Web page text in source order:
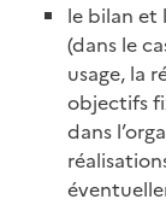
le bilan et
(dans le
usage, la
objectifs
dans